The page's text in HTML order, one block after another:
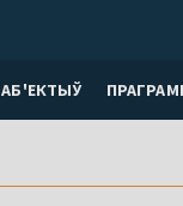
АБ'ЕКТЫЎ